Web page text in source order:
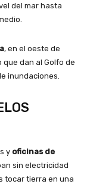
del mar hasta
, en el oeste de
dan al Golfo de
inundaciones.
y oficinas de
sin electricidad
tocar tierra en una